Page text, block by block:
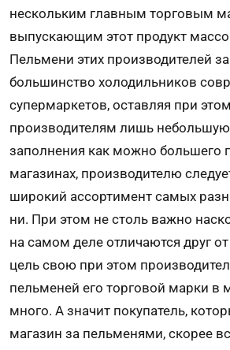
нескольким главным торговым
выпускающим этот продукт
Пельмени этих производителей
большинство холодильников
супермарке­тов, оставляя при
производителям лишь
заполнения как можно большего
ма­газинах, производителю
широкий ассортимент самых
ни. При этом не столь важно
на самом деле отличаются друг от
цель свою при этом
пельменей его торговой марки в
много. А значит покупатель,
магазин за пельменями, скорее